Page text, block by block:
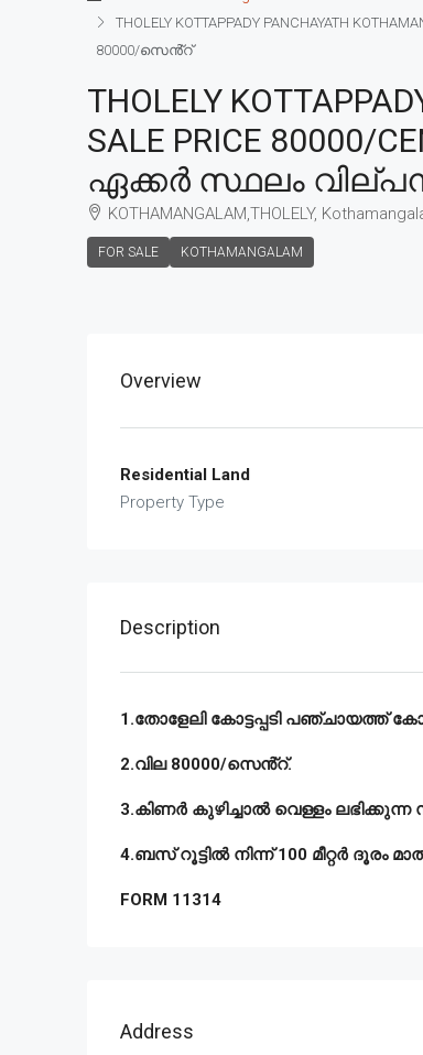
THOLELY KOTTAPPADY PANCHAYATH
80000/സെൻ്റ്
THOLELY
SALE PRICE
ഏക്കർ സ്ഥലം
KOTHAMANGALAM,THOLELY,
FOR SALE KOTHAMANGALAM
Overview
Residential Land
Property Type
Description
1.തോളേലി കോട്ടപ്പടി പഞ്ചായത്ത്
2.വില 80000/സെൻ്റ്.
3.കിണർ കുഴിച്ചാൽ വെള്ളം
4.ബസ് റൂട്ടിൽ നിന്ന് 100 മീറ്റർ ദൂരം
FORM 11314
Address